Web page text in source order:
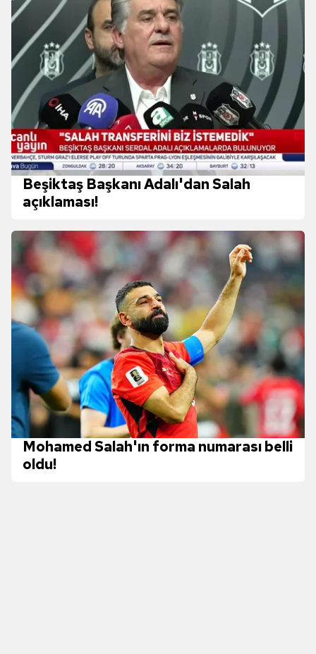
ilgili mevzuata uygun olarak kullanılan çerezlerle ilgili bilgi
almak için lütfen tıklayınız.
Beşiktaş Başkanı Adalı'dan Salah
açıklaması!
Mohamed Salah'ın forma numarası belli
oldu!